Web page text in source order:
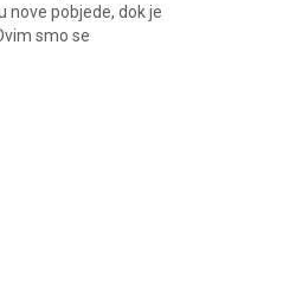
nove pobjede, dok je
smo se